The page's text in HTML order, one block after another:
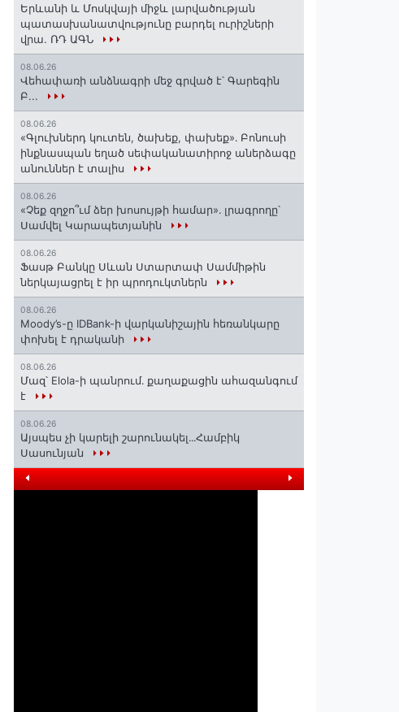
Երևանի և Մոսկվայի միջև լարվածության
պատասխանատվությունը բարդել ուրիշների
վրա. ՌԴ ԱԳՆ
08.06.26
Վեհափառի անձնագրի մեջ գրված է՝ Գարեգին
Բ...
08.06.26
«Գլուխներդ կուտեն, ծախեք, փախեք»․ Բոնուսի
ինքնասպան եղած սեփականատիրոջ աներձագը
անուններ է տալիս
08.06.26
«Չեք զղջո՞ւմ ձեր խոսույթի համար»․ լրագրողը՝
Սամվել Կարապետյանին
08.06.26
Ֆասթ Բանկը Սևան Ստարտափ Սամմիթին
ներկայացրել է իր պրոդուկտներն
08.06.26
Moody’s-ը IDBank-ի վարկանիշային հեռանկարը
փոխել է դրականի
08.06.26
Մազ՝ Elola-ի պանրում․ քաղաքացին ահազանգում
է
08.06.26
Այսպես չի կարելի շարունակել․․․Համբիկ
Սասունյան